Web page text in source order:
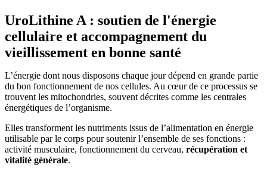
UroLithine A : soutien de l'énergie
cellulaire et accompagnement du
vieillissement en bonne santé
L’énergie dont nous disposons chaque jour dépend en grande partie
du bon fonctionnement de nos cellules. Au cœur de ce processus se
trouvent les mitochondries, souvent décrites comme les centrales
énergétiques de l’organisme.
Elles transforment les nutriments issus de l’alimentation en énergie
utilisable par le corps pour soutenir l’ensemble de ses fonctions :
activité musculaire, fonctionnement du cerveau, récupération et
vitalité générale.